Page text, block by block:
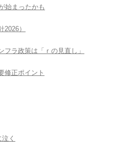
始まったかも
2026）
ラ政策は「ｒの見直し」
修正ポイント
く